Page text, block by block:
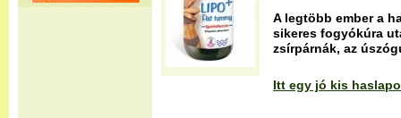
A legtöbb ember a
sikeres fogyókúra
zsírpárnák, az
Itt egy jó kis